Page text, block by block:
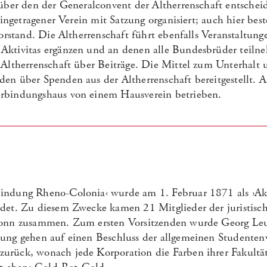
den der Generalconvent der Altherrenschaft
Verein mit Satzung organisiert; auch hier
Die Altherrenschaft führt ebenfalls
ergänzen und an denen alle Bundesbrüder
über Beiträge. Die Mittel zum Unterhalt
über Spenden aus der Altherrenschaft bereitgestellt.
von einem Hausverein betrieben.
Rheno-Colonia‹ wurde am 1. Februar 1871 als
Zu diesem Zwecke kamen 21 Mitglieder der
zusammen. Zum ersten Vorsitzenden wurde Georg
gehen auf einen Beschluss der allgemeinen
wonach jede Korporation die Farben ihrer